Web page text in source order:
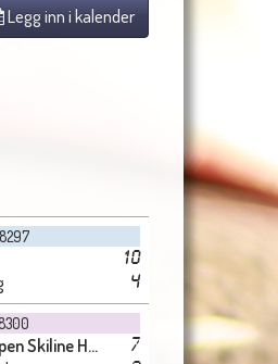
Legg inn i kalender
10
4
Høstmælingen 7